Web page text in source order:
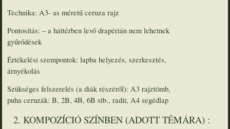
Technika: A3- as méretű ceruza rajz
Pontosítás: – a háttérben levő drapérián nem lehetnek
gyűrődések
Értékelési szempontok: lapba helyezés, szerkesztés,
árnyékolás
Szükséges felszerelés (a diák részéről): A3 rajztömb,
puha ceruzák: B, 2B, 4B, 6B stb., radír, A4 segédlap
2. KOMPOZÍCIÓ SZÍNBEN (ADOTT TÉMÁRA) :